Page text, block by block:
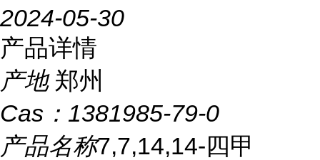
2024-05-30
产品详情
产地 郑州
Cas： 1381985-79-0
产品名称7,7,14,14-四甲